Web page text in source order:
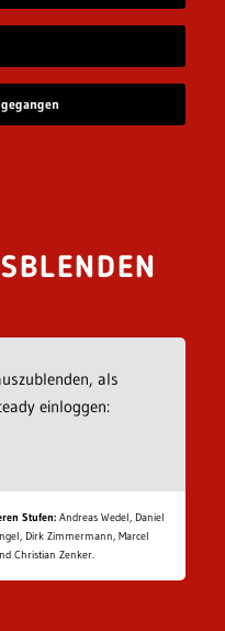
als
einloggen:
Stufen: Andreas Wedel, Daniel
Dirk Zimmermann, Marcel
Christian Zenker.